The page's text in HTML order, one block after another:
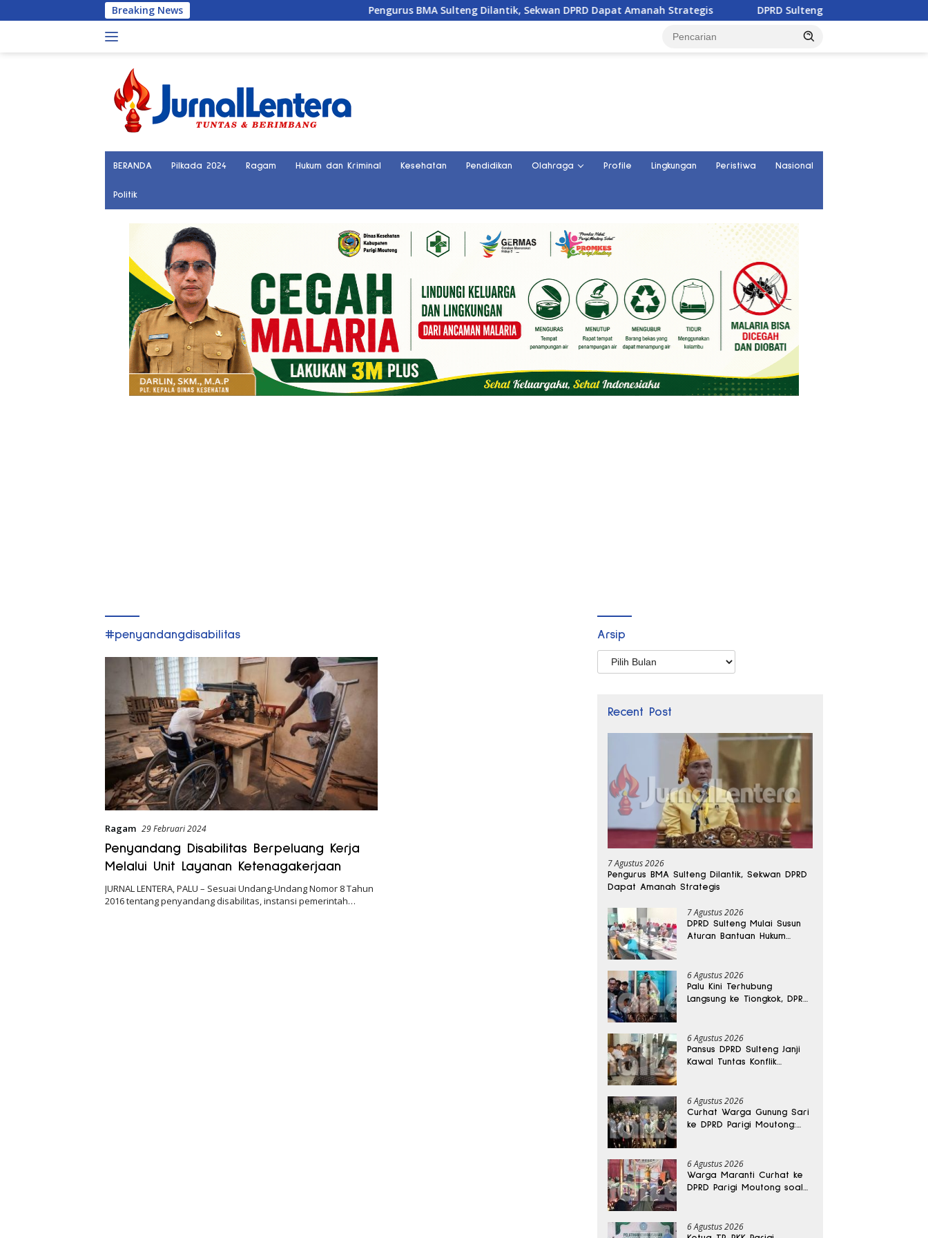
ke
Breaking News Pengurus BMA Sulteng Dilantik, Sekwan DPRD Dapat Amanah Strategis DPRD Sulteng Mulai Susun Aturan Bantuan
BERANDA Pilkada 2024 Ragam Hukum dan Kriminal Kesehatan Pendidikan Olahraga Profile Lingkungan Peristiwa Nasional
Politik
#penyandangdisabilitas
Ragam 29 Februari 2024
Penyandang Disabilitas Berpeluang Kerja
Melalui Unit Layanan Ketenagakerjaan
JURNAL LENTERA, PALU – Sesuai Undang-Undang Nomor 8 Tahun
2016 tentang penyandang disabilitas, instansi pemerintah…
Arsip
Arsip
Recent Post
7 Agustus 2026
Pengurus BMA Sulteng Dilantik, Sekwan DPRD
Dapat Amanah Strategis
7 Agustus 2026
DPRD Sulteng Mulai Susun
Aturan Bantuan Hukum
6 Agustus 2026
Palu Kini Terhubung
Langsung ke Tiongkok, DPRD
6 Agustus 2026
Pansus DPRD Sulteng Janji
Kawal Tuntas Konflik
6 Agustus 2026
Curhat Warga Gunung Sari
ke DPRD Parigi Moutong:
6 Agustus 2026
Warga Maranti Curhat ke
DPRD Parigi Moutong soal
Bersalin
6 Agustus 2026